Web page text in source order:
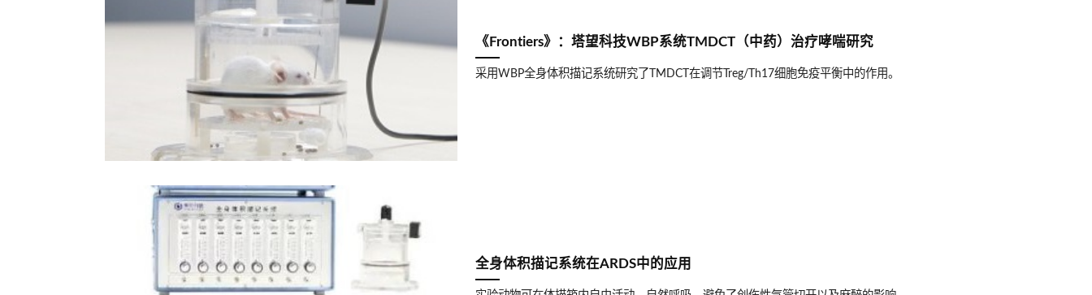
《Frontiers》：塔望科技WBP系统TMDCT（中药）治疗哮喘研究
采用WBP全身体积描记系统研究了TMDCT在调节Treg/Th17细胞免疫平衡中的作用。
全身体积描记系统在ARDS中的应用